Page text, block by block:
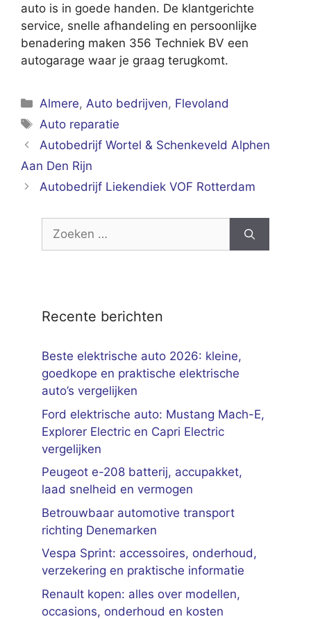
auto is in goede handen. De klantgerichte
service, snelle afhandeling en persoonlijke
benadering maken 356 Techniek BV een
autogarage waar je graag terugkomt.
Categorieën
Almere,Auto bedrijven, Flevoland
Tags
Auto reparatie
Autobedrijf Wortel & Schenkeveld Alphen
Aan Den Rijn
Autobedrijf Liekendiek VOF Rotterdam
Zoek
Recente berichten
Beste elektrische auto 2026: kleine,
goedkope en praktische elektrische
auto’s vergelijken
Ford elektrische auto: Mustang Mach-E,
Explorer Electric en Capri Electric
vergelijken
Peugeot e-208 batterij, accupakket,
laad snelheid en vermogen
Betrouwbaar automotive transport
richting Denemarken
Vespa Sprint: accessoires, onderhoud,
verzekering en praktische informatie
Renault kopen: alles over modellen,
occasions, onderhoud en kosten